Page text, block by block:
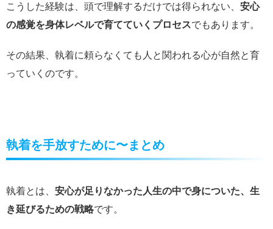
こうした経験は、頭で理解するだけでは得られない、 安心
の感覚を身体レベルで育てていくプロセスでもあります。
その結果、執着に頼らなくても人と関われる心が自然と育
っていくのです。
執着を手放すために〜まとめ
執着とは、 安心が足りなかった人生の中で身についた、生
き延びるための戦略です。